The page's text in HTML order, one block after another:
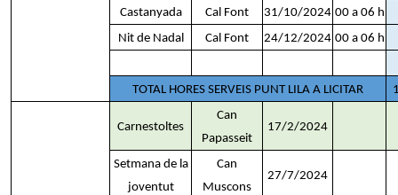
Castanyada Cal Font 31/10/2024 00 a 06 h
Nit de Nadal
Cal Font 24/12/2024 00 a 06 h
TOTAL HORES SERVEIS PUNT LILA A LICITAR
Carnestoltes
Can
Papasseit
17/2/2024
Setmana de la
joventut
Can
Muscons
27/7/2024